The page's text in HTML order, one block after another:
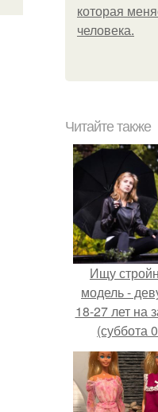
которая
человека.
Читайте также
Ищу
модель -
18-27 лет на
(суббота